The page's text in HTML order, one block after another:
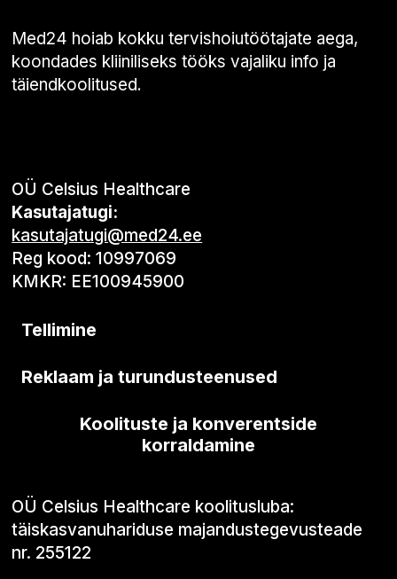
Med24 hoiab kokku tervishoiutöötajate aega,
koondades kliiniliseks tööks vajaliku info ja
täiendkoolitused.
OÜ Celsius Healthcare
Kasutajatugi:
kasutajatugi@med24.ee
Reg kood: 10997069
KMKR: EE100945900
Tellimine
Reklaam ja turundusteenused
Koolituste ja konverentside
korraldamine
OÜ Celsius Healthcare koolitusluba:
täiskasvanuhariduse majandustegevusteade
nr. 255122